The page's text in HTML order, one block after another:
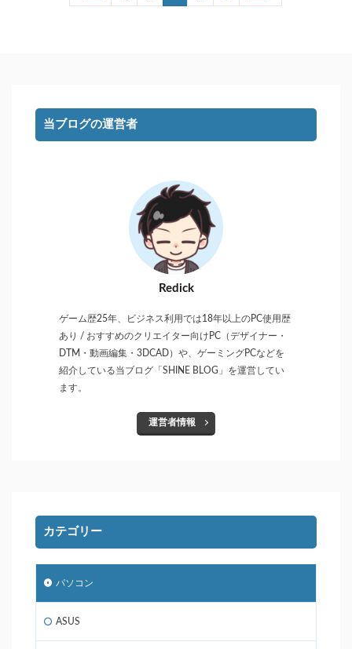
当ブログの運営者
Redick
ゲーム歴25年、ビジネス利用では18年以上のPC使用歴
あり / おすすめのクリエイター向けPC（デザイナー・
DTM・動画編集・3DCAD）や、ゲーミングPCなどを
紹介している当ブログ「SHINE BLOG」を運営してい
ます。
運営者情報
カテゴリー
パソコン
ASUS